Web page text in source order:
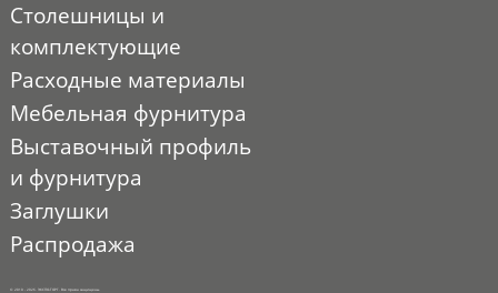
Столешницы и
комплектующие
Расходные материалы
Мебельная фурнитура
Выставочный профиль
и фурнитура
Заглушки
Распродажа
© 2010 - 2026. ЭКСПО-ТОРГ. Все права защищены.